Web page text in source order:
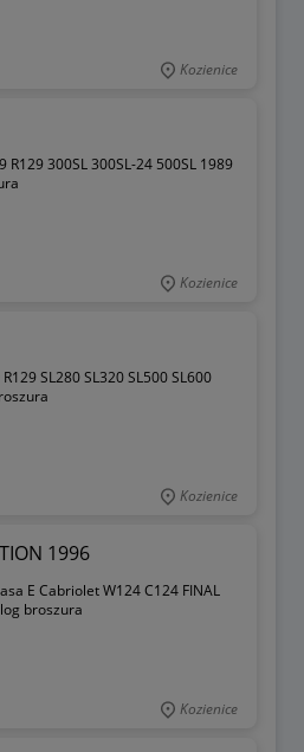
Kozienice
R129 300SL 300SL-24 500SL 1989
Kozienice
SL280 SL320 SL500 SL600
Kozienice
1996
E Cabriolet W124 C124 FINAL
broszura
Kozienice